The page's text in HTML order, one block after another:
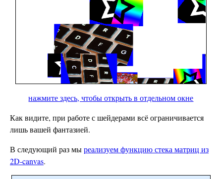
нажмите здесь, чтобы открыть в отдельном окне
Как видите, при работе с шейдерами всё ограничивается
лишь вашей фантазией.
В следующий раз мыреализуем функцию стека матриц из
2D-canvas.